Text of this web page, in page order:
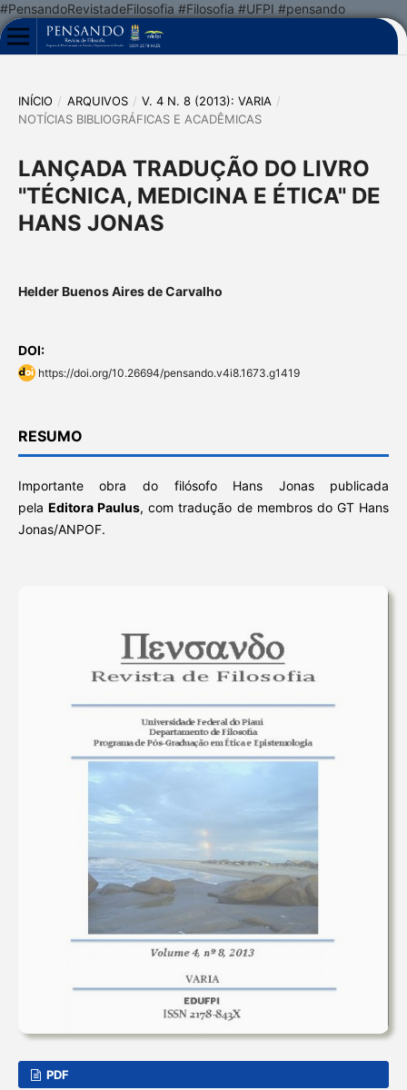
#PensandoRevistadeFilosofia #Filosofia #UFPI #pensando
INÍCIO / ARQUIVOS / V. 4 N. 8 (2013): VARIA /
NOTÍCIAS BIBLIOGRÁFICAS E ACADÊMICAS
LANÇADA TRADUÇÃO DO LIVRO
"TÉCNICA, MEDICINA E ÉTICA" DE
HANS JONAS
Helder Buenos Aires de Carvalho
DOI:
https://doi.org/10.26694/pensando.v4i8.1673.g1419
RESUMO
Importante obra do filósofo Hans Jonas publicada
pelaEditora Paulus, com tradução de membros do GT Hans
Jonas/ANPOF.
PDF